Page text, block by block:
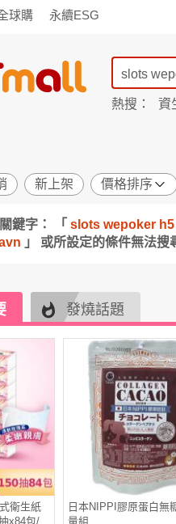
球購 永續ESG
窕
腔
閒
穿戴
房
氛
熱搜： 資
新上架 價格排序
鍵字： 「 slots wepoker h5
」 或所設定的條件無法
發燒話題
衛生紙
x84包/
日本NIPPI膠原蛋白無
量組